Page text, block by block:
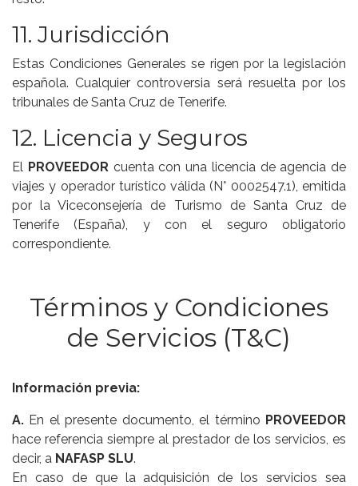
11. Jurisdicción
Estas Condiciones Generales se rigen por la legislación
española. Cualquier controversia será resuelta por los
tribunales de Santa Cruz de Tenerife.
12. Licencia y Seguros
El PROVEEDOR cuenta con una licencia de agencia de
viajes y operador turístico válida (N° 0002547.1), emitida
por la Viceconsejería de Turismo de Santa Cruz de
Tenerife (España), y con el seguro obligatorio
correspondiente.
Términos y Condiciones
de Servicios (T&C)
Información previa:
A. En el presente documento, el término PROVEEDOR
hace referencia siempre al prestador de los servicios, es
decir, a NAFASP SLU.
En caso de que la adquisición de los servicios sea